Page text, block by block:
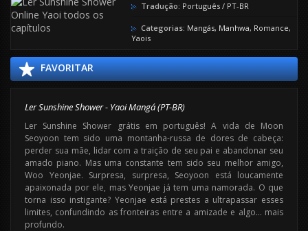
Tradução: Português / PT-BR
Categorias: Mangás, Manhwa, Romance,
Yaois
FAVORITAR
Ler Sunshine Shower - Yaoi Mangá (PT-BR)
Ler Sunshine Shower grátis em português! A vida de Moon
Seoyoon tem sido uma montanha-russa de dores de cabeça:
perder sua mãe, lidar com a traição de seu pai e abandonar seu
amado piano. Mas uma constante tem sido seu melhor amigo,
Woo Yeonjae. Surpresa, surpresa, Seoyoon está loucamente
apaixonada por ele, mas Yeonjae já tem uma namorada. O que
torna isso instigante? Yeonjae está prestes a ultrapassar esses
limites, confundindo as fronteiras entre a amizade e algo… mais
profundo.